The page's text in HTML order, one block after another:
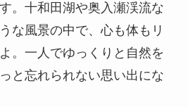
。十和田湖や奥入瀬渓流な
な風景の中で、心も体もリ
。一人でゆっくりと自然を
と忘れられない思い出にな